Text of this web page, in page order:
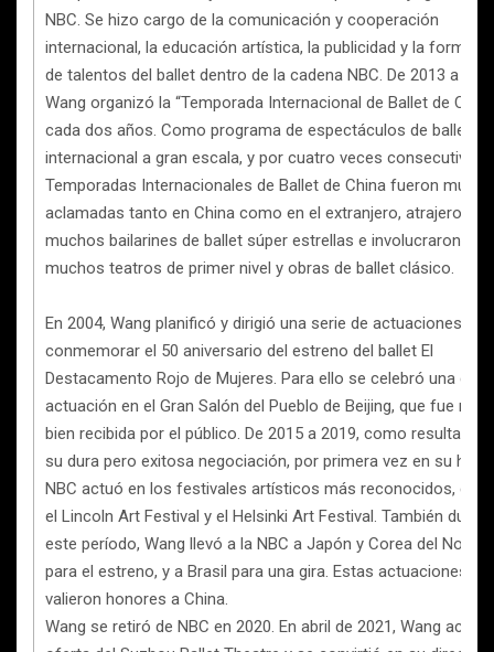
NBC. Se hizo cargo de la comunicación y cooperación
internacional, la educación artística, la publicidad y la
de talentos del ballet dentro de la cadena NBC. De 2013 a
Wang organizó la “Temporada Internacional de Ballet de
cada dos años. Como programa de espectáculos de ballet
internacional a gran escala, y por cuatro veces consecutivas,
Temporadas Internacionales de Ballet de China fueron muy
aclamadas tanto en China como en el extranjero, atrajeron a
muchos bailarines de ballet súper estrellas e involucraron a
muchos teatros de primer nivel y obras de ballet clásico.
En 2004, Wang planificó y dirigió una serie de actuaciones
conmemorar el 50 aniversario del estreno del ballet El
Destacamento Rojo de Mujeres. Para ello se celebró una gran
actuación en el Gran Salón del Pueblo de Beijing, que fue muy
bien recibida por el público. De 2015 a 2019, como resultado
su dura pero exitosa negociación, por primera vez en su
NBC actuó en los festivales artísticos más reconocidos,
el Lincoln Art Festival y el Helsinki Art Festival. También
este período, Wang llevó a la NBC a Japón y Corea del Norte
para el estreno, y a Brasil para una gira. Estas actuaciones le
valieron honores a China.
Wang se retiró de NBC en 2020. En abril de 2021, Wang